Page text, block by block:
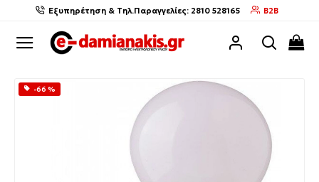
Εξυπηρέτηση & Τηλ.Παραγγελίες: 2810 528165 B2B
-66 %